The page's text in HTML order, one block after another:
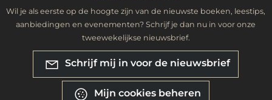
Wil je als eerste op de hoogte zijn van de nieuwste boeken, leestips,
aanbiedingen en evenementen? Schrijf je dan nu in voor onze
tweewekelijkse nieuwsbrief.
Schrijf mij in voor de nieuwsbrief
Mijn cookies beheren